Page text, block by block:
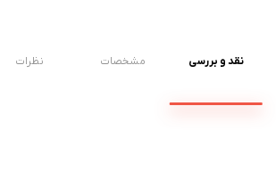
نقد و بررسی مشخصات نظرات